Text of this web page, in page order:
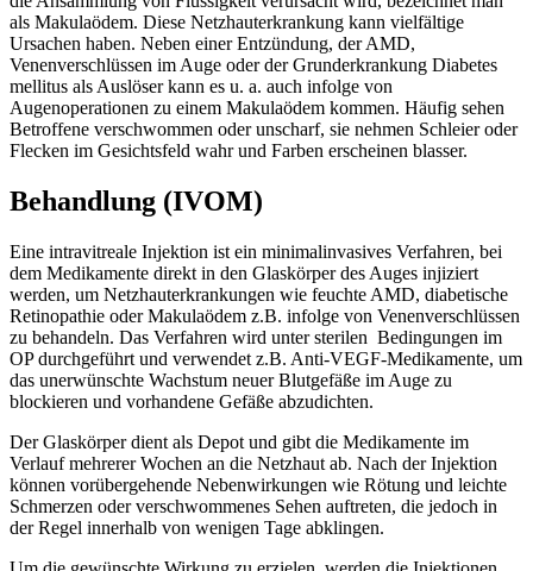
als Makulaödem. Diese Netzhauterkrankung kann vielfältige
Ursachen haben. Neben einer Entzündung, der AMD,
Venenverschlüssen im Auge oder der Grunderkrankung Diabetes
mellitus als Auslöser kann es u. a. auch infolge von
Augenoperationen zu einem Makulaödem kommen. Häufig sehen
Betroffene verschwommen oder unscharf, sie nehmen Schleier oder
Flecken im Gesichtsfeld wahr und Farben erscheinen blasser.
Behandlung (IVOM)
Eine intravitreale Injektion ist ein minimalinvasives Verfahren, bei
dem Medikamente direkt in den Glaskörper des Auges injiziert
werden, um Netzhauterkrankungen wie feuchte AMD, diabetische
Retinopathie oder Makulaödem z.B. infolge von Venenverschlüssen
zu behandeln. Das Verfahren wird unter sterilen Bedingungen im
OP durchgeführt und verwendet z.B. Anti-VEGF-Medikamente, um
das unerwünschte Wachstum neuer Blutgefäße im Auge zu
blockieren und vorhandene Gefäße abzudichten.
Der Glaskörper dient als Depot und gibt die Medikamente im
Verlauf mehrerer Wochen an die Netzhaut ab. Nach der Injektion
können vorübergehende Nebenwirkungen wie Rötung und leichte
Schmerzen oder verschwommenes Sehen auftreten, die jedoch in
der Regel innerhalb von wenigen Tage abklingen.